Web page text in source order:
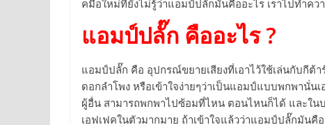
คมือใหม่ที่ยังไม่รู้ว่าแอมป์ปลั๊กมันคืออะไร เราไปทำค
แอมป์ปลั๊ก คืออะไร ?
แอมป์ปลั๊ก คือ อุปกรณ์ขยายเสียงที่เอาไว้ใช้เล่นกับกี
ดอกลำโพง หรือเข้าใจง่ายๆว่าเป็นแอมป์แบบพกพานั่น
ผู้อื่น สามารถพกพาไปซ้อมที่ไหน ตอนไหนก็ได้ และใน
เอฟเฟคในตัวมากมาย ถ้าเข้าใจแล้วว่าแอมป์ปลั๊กมันคื